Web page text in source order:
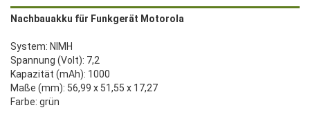
Nachbauakku für Funkgerät Motorola
System: NIMH
Spannung (Volt): 7,2
Kapazität (mAh): 1000
Maße (mm): 56,99 x 51,55 x 17,27
Farbe: grün